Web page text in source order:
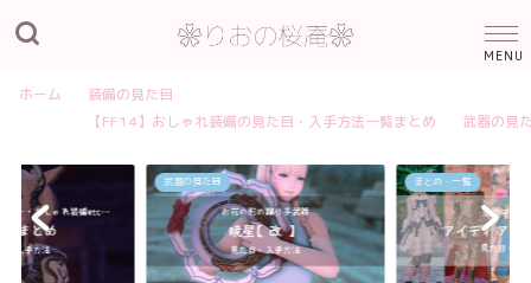
ホーム
装備の見た目
【FF14】おしゃれ装備の見た目・入手方法一覧まとめ
武器の見
武器の見た目 まとめ・一覧